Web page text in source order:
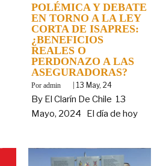
POLÉMICA Y DEBATE
EN TORNO A LA LEY
CORTA DE ISAPRES:
¿BENEFICIOS
REALES O
PERDONAZO A LAS
ASEGURADORAS?
By admin | 13 May, 24
By El Clarín De Chile 13
Mayo, 2024 El día de hoy